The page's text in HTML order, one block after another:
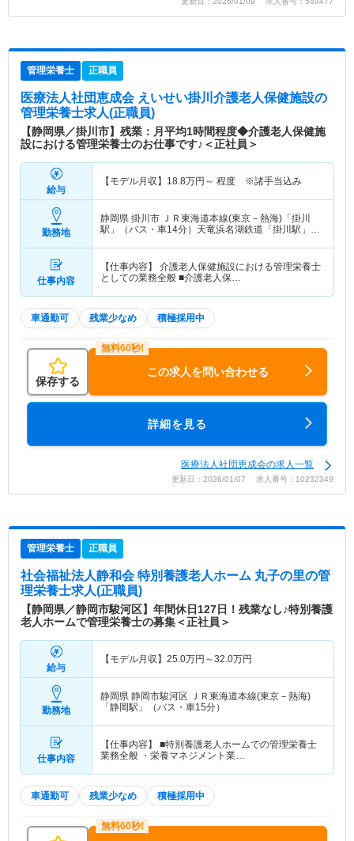
管理栄養士 正職員
医療法人社団恵成会 えいせい掛川介護老人保健施設の
管理栄養士求人(正職員)
【静岡県／掛川市】残業：月平均1時間程度◆介護老人保健施
設における管理栄養士のお仕事です♪＜正社員＞
給与
【モデル月収】 18.8万円～ 程度 ※諸手当込み
勤務地
静岡県 掛川市 ＪＲ東海道本線(東京－熱海)「掛川
駅」（バス・車14分）天竜浜名湖鉄道「掛川駅」
仕事内容
【仕事内容】 介護老人保健施設における管理栄養士
としての業務全般 ■介護老人保…
車通勤可 残業少なめ 積極採用中
保存する
この求人を問い合わせる
詳細を見る
医療法人社団恵成会の求人一覧
更新日：2026/01/07 求人番号：10232349
管理栄養士 正職員
社会福祉法人静和会 特別養護老人ホーム 丸子の里の管
理栄養士求人(正職員)
【静岡県／静岡市駿河区】年間休日127日！残業なし♪特別養護
老人ホームで管理栄養士の募集＜正社員＞
給与
【モデル月収】 25.0万円～32.0万円
勤務地
静岡県 静岡市駿河区 ＪＲ東海道本線(東京－熱海)
「静岡駅」（バス・車15分）
仕事内容
【仕事内容】 ■特別養護老人ホームでの管理栄養士
業務全般 ・栄養マネジメント業…
車通勤可 残業少なめ 積極採用中